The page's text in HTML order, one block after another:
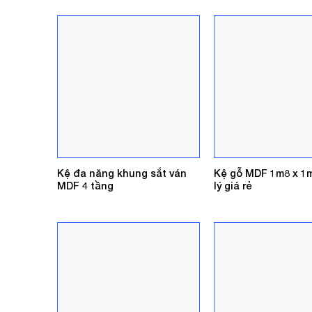
3.100.000₫.
Kệ đa năng khung sắt ván
MDF 4 tầng
Kệ gỗ MDF 1m8 x
lý giá rẻ